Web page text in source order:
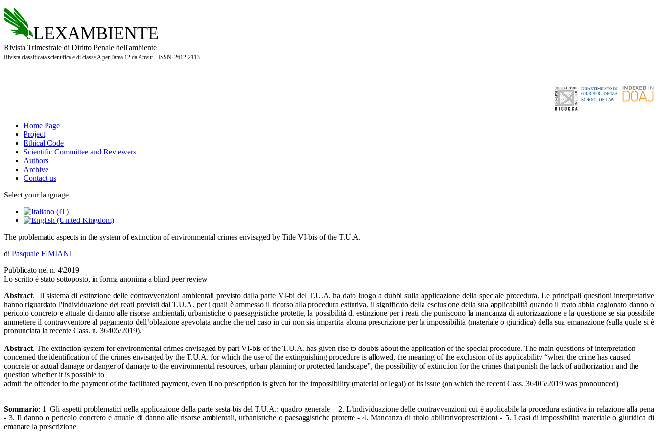
LEXAMBIENTE
Rivista Trimestrale di Diritto Penale dell'ambiente
Rivista classificata scientifica e di classe A per l'area 12 da Anvur - ISSN 2612-2113
Home Page
Project
Ethical Code
Scientific Committee and Reviewers
Authors
Archive
Contact us
Select your language
The problematic aspects in the system of extinction of environmental crimes envisaged by Title VI-bis of the T.U.A.
di Pasquale FIMIANI
Pubblicato nel n. 4\2019
Lo scritto è stato sottoposto, in forma anonima a blind peer review
Abstract. Il sistema di estinzione delle contravvenzioni ambientali previsto dalla parte VI-bi del T.U.A. ha dato luogo a dubbi sulla applicazione della speciale procedura. Le principali questioni interpretative
hanno riguardato l'individuazione dei reati previsti dal T.U.A. per i quali è ammesso il ricorso alla procedura estintiva, il significato della esclusione della sua applicabilità quando il reato abbia cagionato danno o
pericolo concreto e attuale di danno alle risorse ambientali, urbanistiche o paesaggistiche protette, la possibilità di estinzione per i reati che puniscono la mancanza di autorizzazione e la questione se sia possibile
ammettere il contravventore al pagamento dell’oblazione agevolata anche che nel caso in cui non sia impartita alcuna prescrizione per la impossibilità (materiale o giuridica) della sua emanazione (sulla quale si è
pronunciata la recente Cass. n. 36405/2019).
Abstract. The extinction system for environmental crimes envisaged by part VI-bis of the T.U.A. has given rise to doubts about the application of the special procedure. The main questions of interpretation
concerned the identification of the crimes envisaged by the T.U.A. for which the use of the extinguishing procedure is allowed, the meaning of the exclusion of its applicability “when the crime has caused
concrete or actual damage or danger of damage to the environmental resources, urban planning or protected landscape”, the possibility of extinction for the crimes that punish the lack of authorization and the
question whether it is possible to
admit the offender to the payment of the facilitated payment, even if no prescription is given for the impossibility (material or legal) of its issue (on which the recent Cass. 36405/2019 was pronounced)
Sommario: 1. Gli aspetti problematici nella applicazione della parte sesta-bis del T.U.A.: quadro generale – 2. L’individuazione delle contravvenzioni cui è applicabile la procedura estintiva in relazione alla pena
- 3. Il danno o pericolo concreto e attuale di danno alle risorse ambientali, urbanistiche o paesaggistiche protette - 4. Mancanza di titolo abilitativoprescrizioni - 5. I casi di impossibilità materiale o giuridica di
emanare la prescrizione